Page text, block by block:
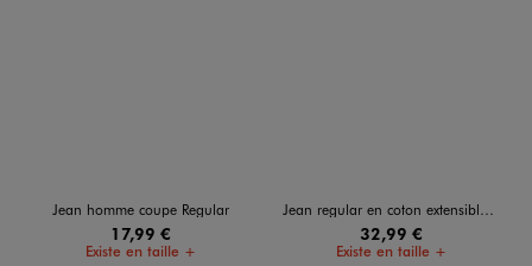
Jean homme coupe Regular
17,99 €
Existe en taille +
Jean regular en coton extensible et délavé homme
32,99 €
Existe en taille +